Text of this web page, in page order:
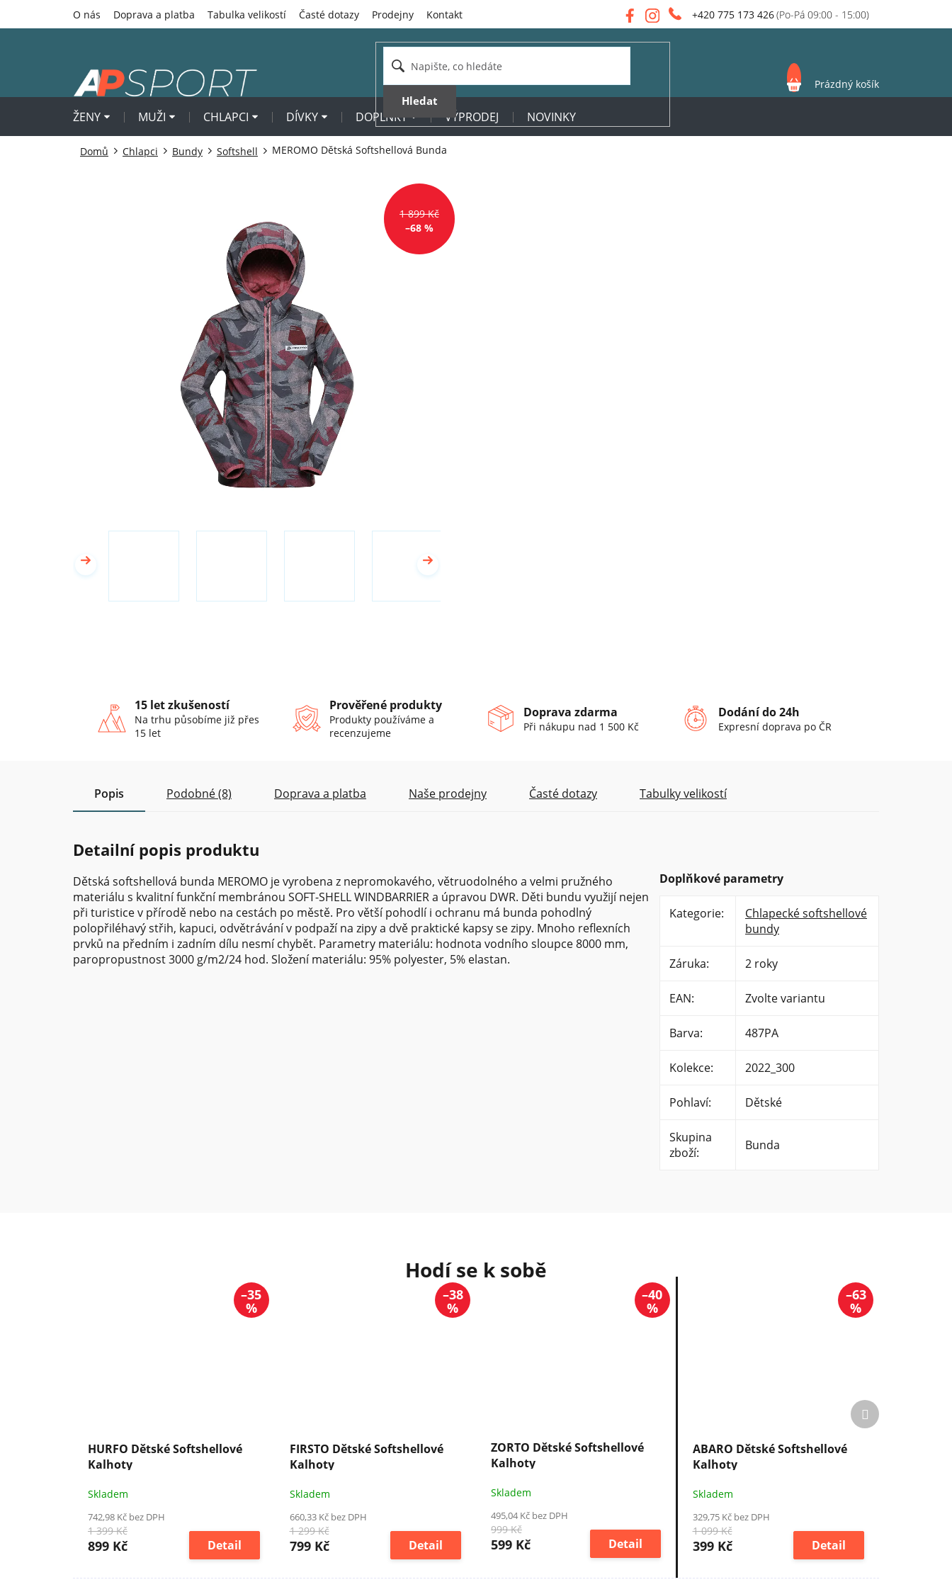
+420 775 173 426
O nás Doprava a platba Tabulka velikostí Časté dotazy Prodejny Kontakt
Hledat
NÁKUPNÍ
KOŠÍK
Prázdný košík
ŽENY MUŽI CHLAPCI DÍVKY DOPLŇKY VÝPRODEJ NOVINKY
Domů Chlapci Bundy Softshell MEROMO Dětská Softshellová Bunda
1 899 Kč
–68 %
15 let zkušeností
Na trhu působíme již přes
15 let
Prověřené produkty
Produkty používáme a
recenzujeme
Doprava zdarma
Při nákupu nad 1 500 Kč
Dodání do 24h
Expresní doprava po ČR
–35
%
HURFO Dětské Softshellové
Kalhoty
Skladem
742,98 Kč bez DPH
1 399 Kč
899 Kč Detail
–38
%
FIRSTO Dětské Softshellové
Kalhoty
Skladem
660,33 Kč bez DPH
1 299 Kč
799 Kč Detail
–40
%
ZORTO Dětské Softshellové
Kalhoty
Skladem
495,04 Kč bez DPH
999 Kč
599 Kč Detail
–63
%
ABARO Dětské Softshellové
Kalhoty
Skladem
329,75 Kč bez DPH
1 099 Kč
399 Kč Detail
Další
produkt
Popis Podobné (8) Doprava a platba Naše prodejny Časté dotazy Tabulky velikostí
Detailní popis produktu
Dětská softshellová bunda MEROMO je vyrobena z nepromokavého, větruodolného a velmi pružného
materiálu s kvalitní funkční membránou SOFT-SHELL WINDBARRIER a úpravou DWR. Děti bundu využijí nejen
při turistice v přírodě nebo na cestách po městě. Pro větší pohodlí i ochranu má bunda pohodlný
polopřiléhavý střih, kapuci, odvětrávání v podpaží na zipy a dvě praktické kapsy se zipy. Mnoho reflexních
prvků na předním i zadním dílu nesmí chybět. Parametry materiálu: hodnota vodního sloupce 8000 mm,
paropropustnost 3000 g/m2/24 hod. Složení materiálu: 95% polyester, 5% elastan.
Doplňkové parametry
Kategorie:
Chlapecké softshellové
bundy
Záruka: 2 roky
EAN: Zvolte variantu
Barva: 487PA
Kolekce: 2022_300
Pohlaví: Dětské
Skupina
zboží: Bunda